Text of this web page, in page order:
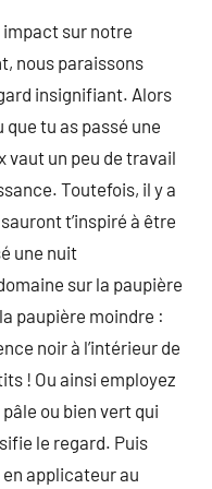
impact sur notre
nous paraissons
insignifiant. Alors
que tu as passé une
vaut un peu de travail
Toutefois, il y a
t’inspiré à être
une nuit
sur la paupière
paupière moindre :
noir à l’intérieur de
! Ou ainsi employez
ou bien vert qui
le regard. Puis
applicateur au